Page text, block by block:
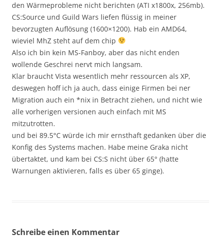
den Wärmeprobleme nicht berichten (ATI x1800x, 256mb).
CS:Source und Guild Wars liefen flüssig in meiner
bevorzugten Auflösung (1600×1200). Hab ein AMD64,
wieviel MhZ steht auf dem chip
Also ich bin kein MS-Fanboy, aber das nicht enden
wollende Geschrei nervt mich langsam.
Klar braucht Vista wesentlich mehr ressourcen als XP,
deswegen hoff ich ja auch, dass einige Firmen bei ner
Migration auch ein *nix in Betracht ziehen, und nicht wie
alle vorherigen versionen auch einfach mit MS
mitzutrotten.
und bei 89.5°C würde ich mir ernsthaft gedanken über die
Konfig des Systems machen. Habe meine Graka nicht
übertaktet, und kam bei CS:S nicht über 65° (hatte
Warnungen aktivieren, falls es über 65 ginge).
Schreibe einen Kommentar